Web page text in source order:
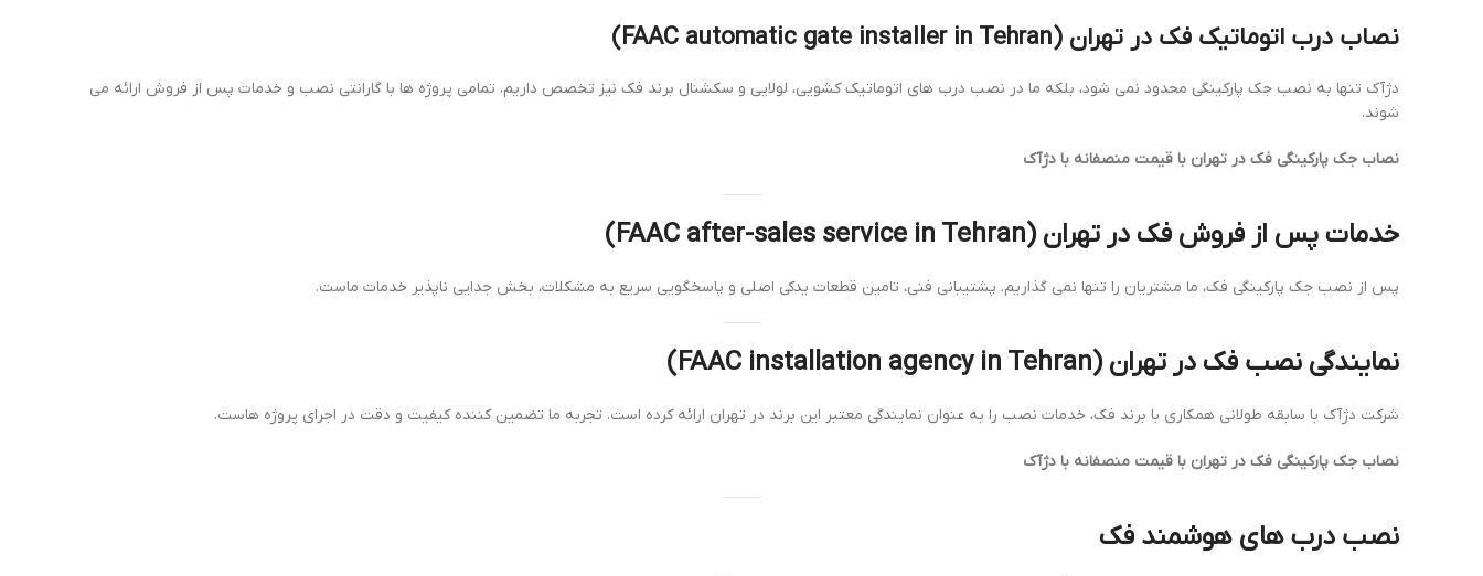
نصاب درب اتوماتیک فک در تهران (FAAC automatic gate installer in Tehran)
دژآک تنها به نصب جک پارکینگی محدود نمی شود، بلکه ما در نصب درب های اتوماتیک کشویی، لولایی و سکشنال برند فک نیز تخصص داریم. تمامی پروژه ها با گارانتی نصب و خدمات پس از فروش ارائه می
شوند.
نصاب جک پارکینگی فک در تهران با قیمت منصفانه با دژآک
خدمات پس از فروش فک در تهران (FAAC after-sales service in Tehran)
پس از نصب جک پارکینگی فک، ما مشتریان را تنها نمی گذاریم. پشتیبانی فنی، تامین قطعات یدکی اصلی و پاسخگویی سریع به مشکلات، بخش جدایی ناپذیر خدمات ماست.
نمایندگی نصب فک در تهران (FAAC installation agency in Tehran)
شرکت دژآک با سابقه طولانی همکاری با برند فک، خدمات نصب را به عنوان نمایندگی معتبر این برند در تهران ارائه کرده است. تجربه ما تضمین کننده کیفیت و دقت در اجرای پروژه هاست.
نصاب جک پارکینگی فک در تهران با قیمت منصفانه با دژآک
نصب درب های هوشمند فک